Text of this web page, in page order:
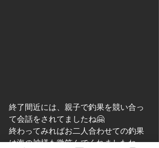
終了間近には、親子で釣果を競い合っ
て会話をされてましたね🤗
終わってみればお二人合わせての釣果
は海の神様も微笑んでくれましたね。